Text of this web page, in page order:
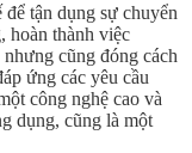
tận dụng sự chuyển
hoàn thành việc
cũng đóng cách
ứng các yêu cầu
công nghệ cao và
dụng, cũng là một